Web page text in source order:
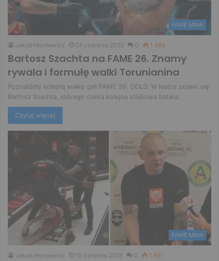
FAME MMA
Jakub Hryniewicz 24 czerwca 2025 0 1 464
Bartosz Szachta na FAME 26. Znamy
rywala i formułę walki Torunianina
Poznaliśmy kolejną walkę gali FAME 26: GOLD. W klatce pojawi się
Bartosz Szachta, którego czeka kolejna stójkowa batalia.
Czytaj więcej
FAME MMA
Jakub Hryniewicz 10 kwietnia 2025 0 1 651